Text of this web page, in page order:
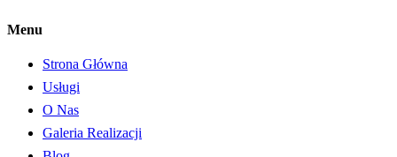
Menu
Strona Główna
Usługi
O Nas
Galeria Realizacji